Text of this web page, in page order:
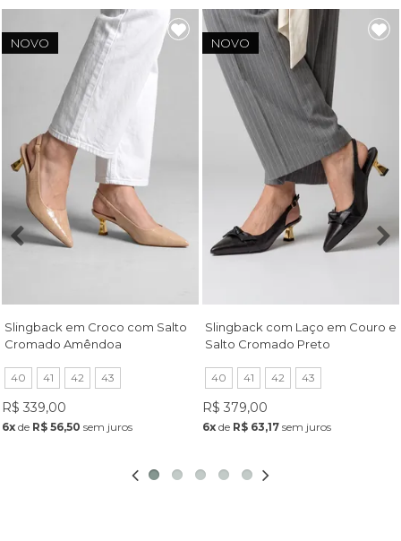
NOVO
Slingback em Croco com Salto
Cromado Amêndoa
40 41 42 43
R$ 339,00
6x de R$ 56,50 sem juros
NOVO
Slingback com Laço em Couro e
Salto Cromado Preto
40 41 42 43
R$ 379,00
6x de R$ 63,17 sem juros